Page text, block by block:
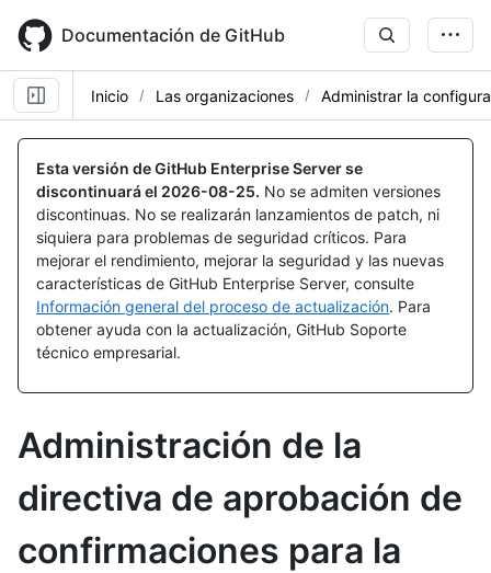
main
content
Documentación de GitHub
Inicio Las organizaciones Administrar la
Esta versión de GitHub Enterprise Server se
discontinuará el 2026-08-25. No se admiten versiones
discontinuas. No se realizarán lanzamientos de patch, ni
siquiera para problemas de seguridad críticos. Para
mejorar el rendimiento, mejorar la seguridad y las nuevas
características de GitHub Enterprise Server, consulte
Información general del proceso de actualización. Para
obtener ayuda con la actualización, GitHub Soporte
técnico empresarial.
Administración de la
directiva de aprobación de
confirmaciones para la